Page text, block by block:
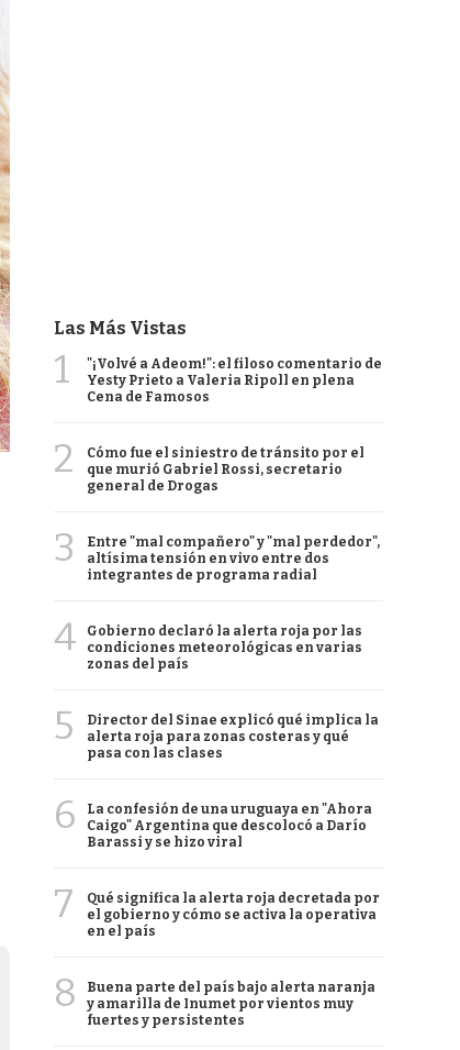
Las Más Vistas
1
"¡Volvé a Adeom!": el filoso comentario de
Yesty Prieto a Valeria Ripoll en plena
Cena de Famosos
2
Cómo fue el siniestro de tránsito por el
que murió Gabriel Rossi, secretario
general de Drogas
3
Entre "mal compañero" y "mal perdedor",
altísima tensión en vivo entre dos
integrantes de programa radial
4
Gobierno declaró la alerta roja por las
condiciones meteorológicas en varias
zonas del país
5
Director del Sinae explicó qué implica la
alerta roja para zonas costeras y qué
pasa con las clases
6
La confesión de una uruguaya en "Ahora
Caigo" Argentina que descolocó a Darío
Barassi y se hizo viral
7
Qué significa la alerta roja decretada por
el gobierno y cómo se activa la operativa
en el país
8
Buena parte del país bajo alerta naranja
y amarilla de Inumet por vientos muy
fuertes y persistentes